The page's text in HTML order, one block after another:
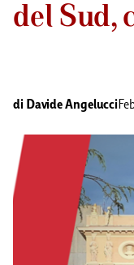
del Sud,
di Davide Angelucci